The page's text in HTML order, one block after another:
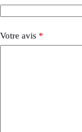
Votre avis *